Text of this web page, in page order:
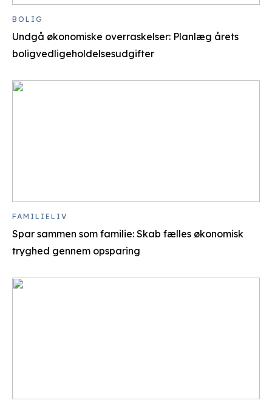
Undgå økonomiske overraskelser: Planlæg årets
boligvedligeholdelsesudgifter
BOLIG
Spar sammen som familie: Skab fælles økonomisk
tryghed gennem opsparing
FAMILIELIV